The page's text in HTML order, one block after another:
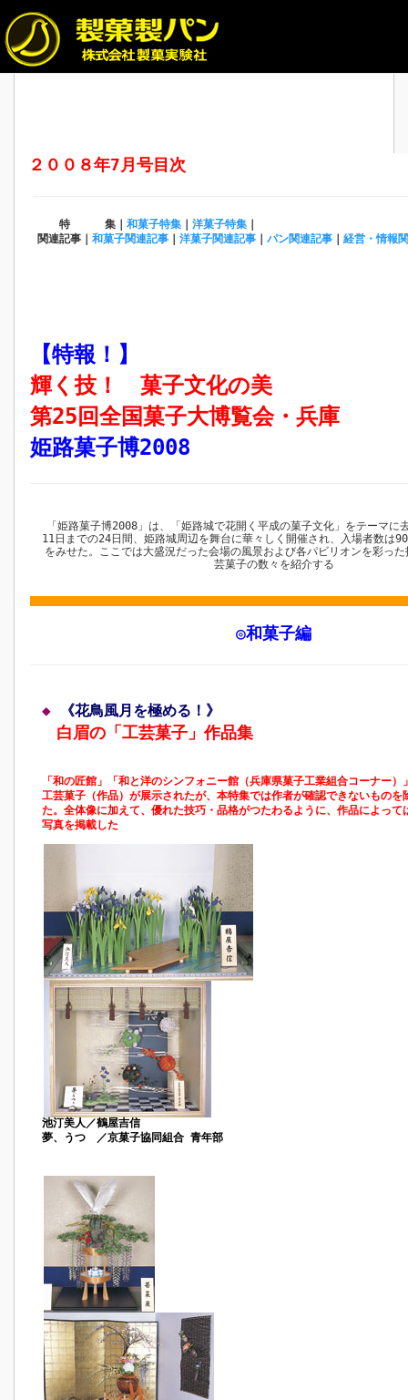
２００８年7月号目次
特 集｜ 和菓子特集｜ 洋菓子特集｜
関連記事｜ 和菓子関連記事｜ 洋菓子関連記事｜ パン関連記事｜ 経営・情報
【特報！】
輝く技！ 菓子文化の美
第25回全国菓子大博覧会・兵庫
姫路菓子博2008
「姫路菓子博2008」は、「姫路城で花開く平成の菓子文化」をテーマに
11日までの24日間、姫路城周辺を舞台に華々しく開催され、入場者数は
をみせた。ここでは大盛況だった会場の風景および各パビリオンを彩っ
芸菓子の数々を紹介する
◎和菓子編
◆ 《花鳥風月を極める！》
白眉の「工芸菓子」作品集
「和の匠館」「和と洋のシンフォニー館（兵庫県菓子工業組合コーナー）
工芸菓子（作品）が展示されたが、本特集では作者が確認できないものを
た。全体像に加えて、優れた技巧・品格がつたわるように、作品によって
写真を掲載した
池汀美人／鶴屋吉信
夢、うつゝ／京菓子協同組合 青年部